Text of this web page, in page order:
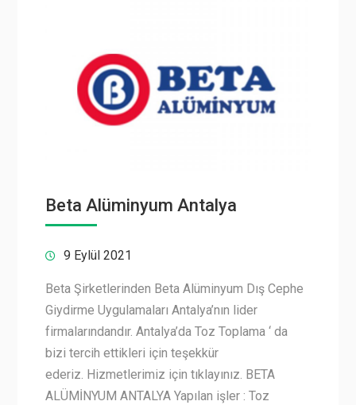
Beta Alüminyum Antalya
9 Eylül 2021
Beta Şirketlerinden Beta Alüminyum Dış Cephe
Giydirme Uygulamaları Antalya’nın lider
firmalarındandır. Antalya’da Toz Toplama ‘ da
bizi tercih ettikleri için teşekkür
ederiz. Hizmetlerimiz için tıklayınız. BETA
ALÜMİNYUM ANTALYA Yapılan işler : Toz